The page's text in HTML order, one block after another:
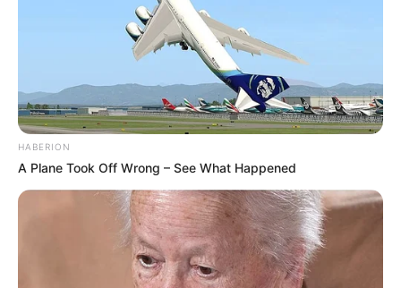
HABERION
A Plane Took Off Wrong – See What Happened